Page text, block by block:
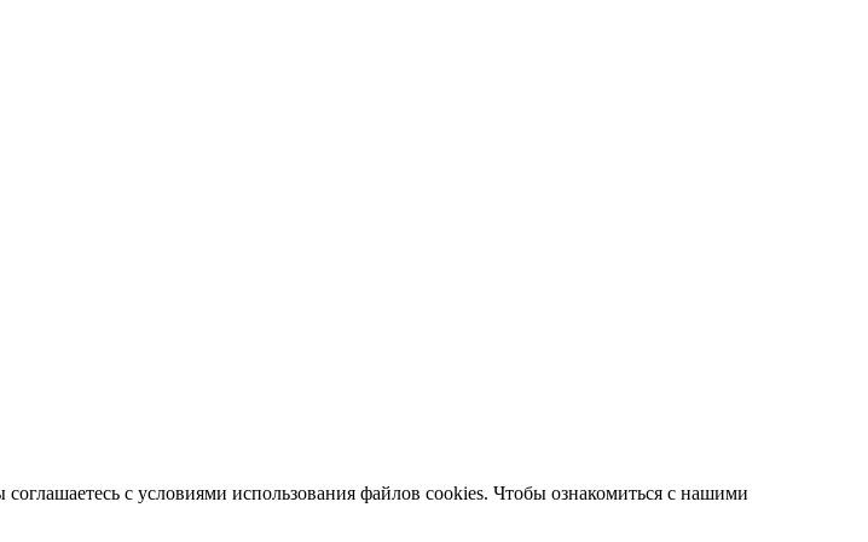
с условиями использования файлов cookies. Чтобы ознакомиться с нашими